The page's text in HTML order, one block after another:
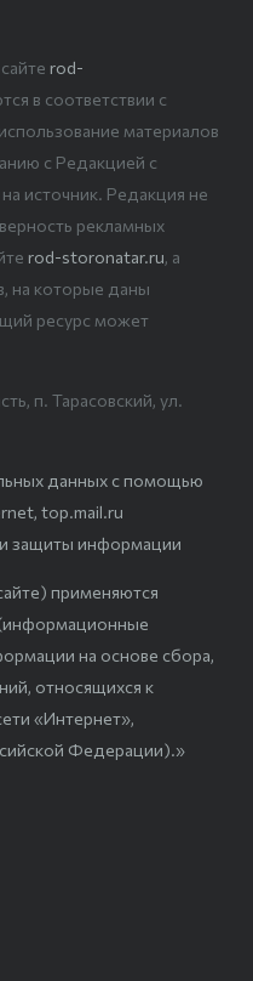
rod-
в соответствии с
материалов
с Редакцией с
источник. Редакция не
рекламных
rod-storonatar.ru, а
на которые даны
ресурс может
п. Тарасовский, ул.
данных с помощью
top.mail.ru
защиты информации
применяются
на основе сбора,
относящихся к
«Интернет»,
Федерации).»